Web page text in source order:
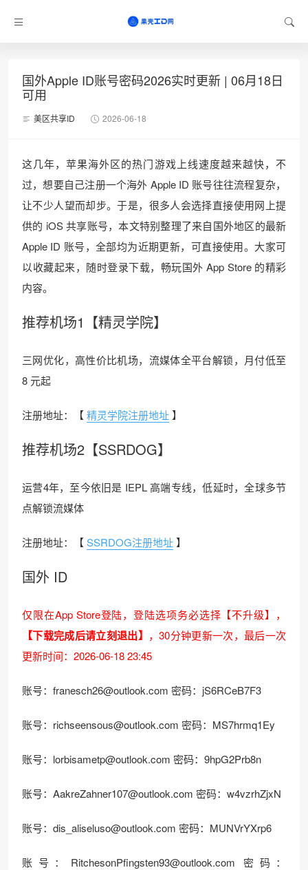
国外Apple ID账号密码2026实时更新 | 06月18日
可用
美区共享ID 2026-06-18
这几年，苹果海外区的热门游戏上线速度越来越快，不
过，想要自己注册一个海外 Apple ID 账号往往流程复杂，
让不少人望而却步。于是，很多人会选择直接使用网上提
供的 iOS 共享账号，本文特别整理了来自国外地区的最新
Apple ID 账号，全部均为近期更新，可直接使用。大家可
以收藏起来，随时登录下载，畅玩国外 App Store 的精彩
内容。
推荐机场1【精灵学院】
三网优化，高性价比机场，流媒体全平台解锁，月付低至
8 元起
注册地址：【精灵学院注册地址】
推荐机场2【SSRDOG】
运营4年，至今依旧是 IEPL 高端专线，低延时，全球多节
点解锁流媒体
注册地址：【SSRDOG注册地址】
国外 ID
仅限在App Store登陆，登陆选项务必选择【不升级】，
【下载完成后请立刻退出】 ，30分钟更新一次，最后一次
更新时间：2026-06-18 23:45
账号：franesch26@outlook.com 密码：jS6RCeB7F3
账号：richseensous@outlook.com 密码：MS7hrmq1Ey
账号：lorbisametp@outlook.com 密码：9hpG2Prb8n
账号：AakreZahner107@outlook.com 密码：w4vzrhZjxN
账号：dis_aliseluso@outlook.com 密码：MUNVrYXrp6
账号：RitchesonPfingsten93@outlook.com 密码：